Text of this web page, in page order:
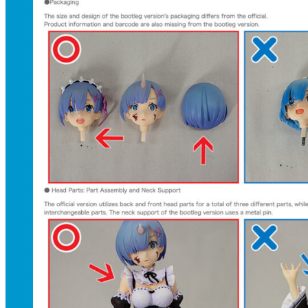
Blu-Ray, DVD, Kirjat
Audio
Digitaaliset tuotteet
3D-mallit
Pepakura
Doujin
Figuurit
Action figuurit
Bishounen
Chibi
Figma
Game Prize
Look up
Nendoroid
Nendoroid Doll
Pop Up Parade
Tarvikkeet